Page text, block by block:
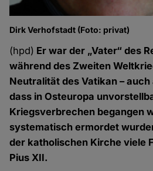
Dirk Verhofstadt (Foto: privat)
(hpd) Er war der „Vater“ des
während des Zweiten
Neutralität des Vatikan –
dass in Osteuropa
Kriegsverbrechen begangen
systematisch ermordet
der katholischen Kirche viele
Pius XII.